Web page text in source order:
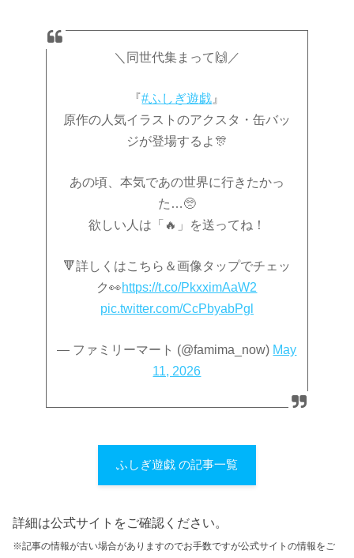
＼同世代集まって🙌／
『#ふしぎ遊戯 』
原作の人気イラストのアクスタ・缶バッ
ジが登場するよ🎊
あの頃、本気であの世界に行きたかっ
た…🥺
欲しい人は「🔥」を送ってね！
🔻詳しくはこちら＆画像タップでチェッ
ク👀https://t.co/PkxximAaW2
pic.twitter.com/CcPbyabPgl
— ファミリーマート (@famima_now) May
11, 2026
ふしぎ遊戯 の記事一覧
詳細は公式サイトをご確認ください。
※記事の情報が古い場合がありますのでお手数ですが公式サイトの情報をご